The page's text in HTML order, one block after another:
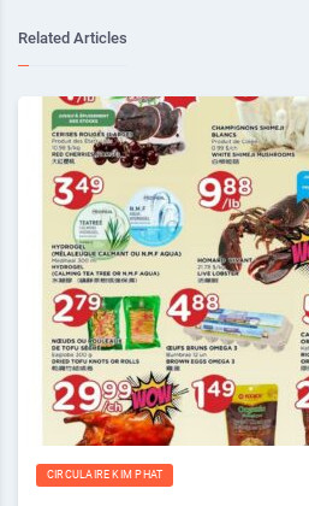
Related Articles
CIRCULAIRE KIM PHAT